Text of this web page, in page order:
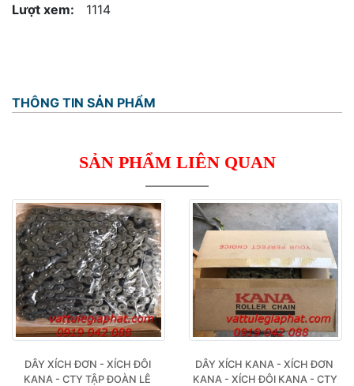
Lượt xem: 1114
THÔNG TIN SẢN PHẨM
SẢN PHẨM LIÊN QUAN
DÂY XÍCH ĐƠN - XÍCH ĐÔI
KANA - CTY TẬP ĐOÀN LÊ
DÂY XÍCH KANA - XÍCH ĐƠN
KANA - XÍCH ĐÔI KANA - CTY